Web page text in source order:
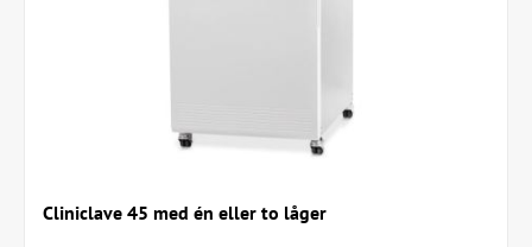
Cliniclave 45 med én eller to låger